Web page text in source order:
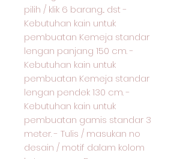
pilih / klik 6 barang... dst -
Kebutuhan kain untuk
pembuatan Kemeja standar
lengan panjang 150 cm. -
Kebutuhan kain untuk
pembuatan Kemeja standar
lengan pendek 130 cm. -
Kebutuhan kain untuk
pembuatan gamis standar 3
meter. - Tulis / masukan no
desain / motif dalam kolom